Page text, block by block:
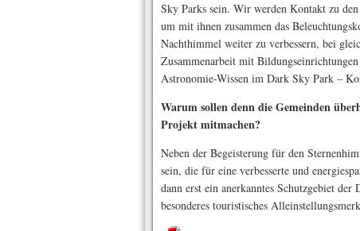
Sky Parks sein. Wir werden Kontakt zu
um mit ihnen zusammen das
Nachthimmel weiter zu verbessern, bei
Zusammenarbeit mit
Astronomie-Wissen im Dark Sky Park –
Warum sollen denn die Gemeinden
Projekt mitmachen?
Neben der Begeisterung für den
sein, die für eine verbesserte und
dann erst ein anerkanntes Schutzgebiet
besonderes touristisches